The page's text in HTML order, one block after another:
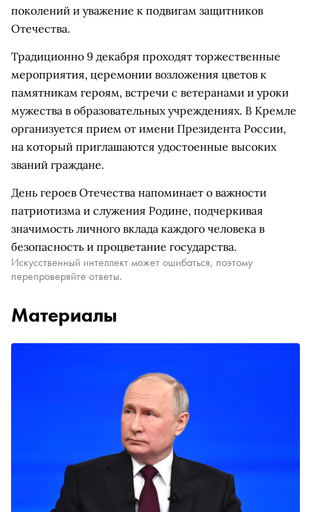
поколений и уважение к подвигам защитников
Отечества.
Традиционно 9 декабря проходят торжественные
мероприятия, церемонии возложения цветов к
памятникам героям, встречи с ветеранами и уроки
мужества в образовательных учреждениях. В Кремле
организуется прием от имени Президента России,
на который приглашаются удостоенные высоких
званий граждане.
День героев Отечества напоминает о важности
патриотизма и служения Родине, подчеркивая
значимость личного вклада каждого человека в
безопасность и процветание государства.
Искусственный интеллект может ошибаться, поэтому
перепроверяйте ответы.
Материалы